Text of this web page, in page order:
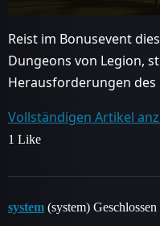
Reist im Bonusevent
Dungeons von Legion,
Herausforderungen
Vollständigen Artikel
1 Like
system (system) Geschlossen